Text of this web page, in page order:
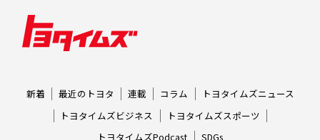
新着 最近のトヨタ 連載 コラム
トヨタイムズニュース
トヨタイムズビジネス
トヨタイムズスポーツ
トヨタイムズPodcast
SDGs